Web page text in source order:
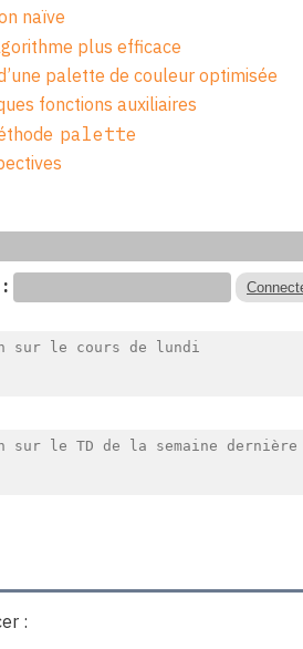
naïve
plus efficace
palette de couleur optimisée
fonctions auxiliaires
palette
: